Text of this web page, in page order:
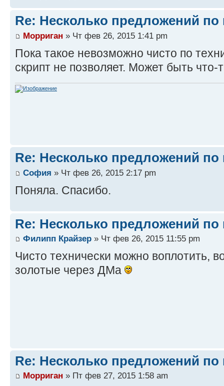
Re: Несколько предложений по
Морриган » Чт фев 26, 2015 1:41 pm
Пока такое невозможно чисто по
скрипт не позволяет. Может быть
Re: Несколько предложений по
София » Чт фев 26, 2015 2:17 pm
Поняла. Спасибо.
Re: Несколько предложений по
Филипп Крайзер » Чт фев 26, 2015 11:55 pm
Чисто технически можно воплотить,
золотые через ДМа
Re: Несколько предложений по
Морриган » Пт фев 27, 2015 1:58 am